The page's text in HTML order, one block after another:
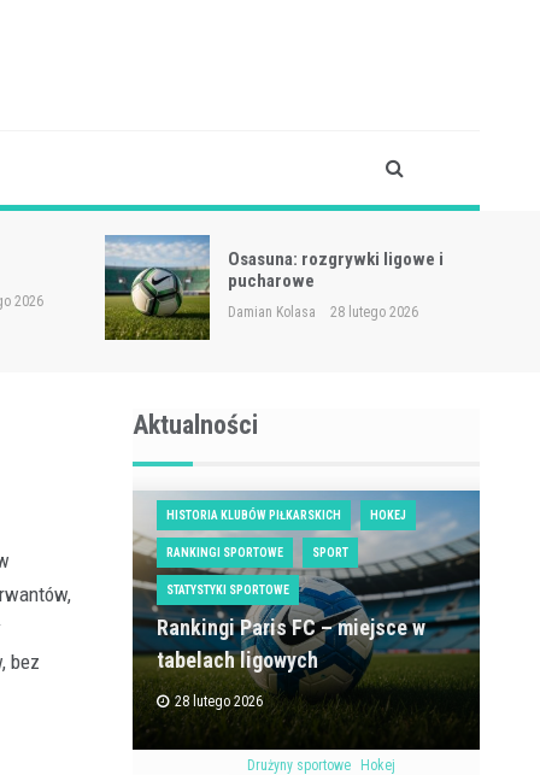
2026
Udinese – zawodnicy
Damian Kolasa 28 lutego 2026
bez
Aktualności
HISTORIA KLUBÓW PIŁKARSKICH HOKEJ
RANKINGI SPORTOWE SPORT
STATYSTYKI SPORTOWE
Rankingi Paris FC – miejsce w
tabelach ligowych
28 lutego 2026
Drużyny sportowe
Hokej